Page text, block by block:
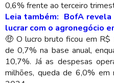
0,6% frente ao terceiro
Leia também: BofA
lucrar com o agronegócio
🤑 O lucro bruto ficou em
de 0,7% na base anual,
10,7%. Já as despesas
milhões, queda de 6,0% em